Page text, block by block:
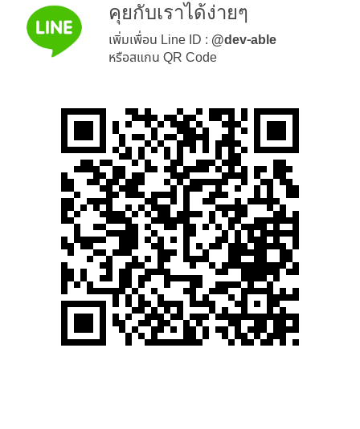
คุยกับเราได้ง่ายๆ
เพิ่มเพื่อน Line ID : @dev-able
หรือสแกน QR Code